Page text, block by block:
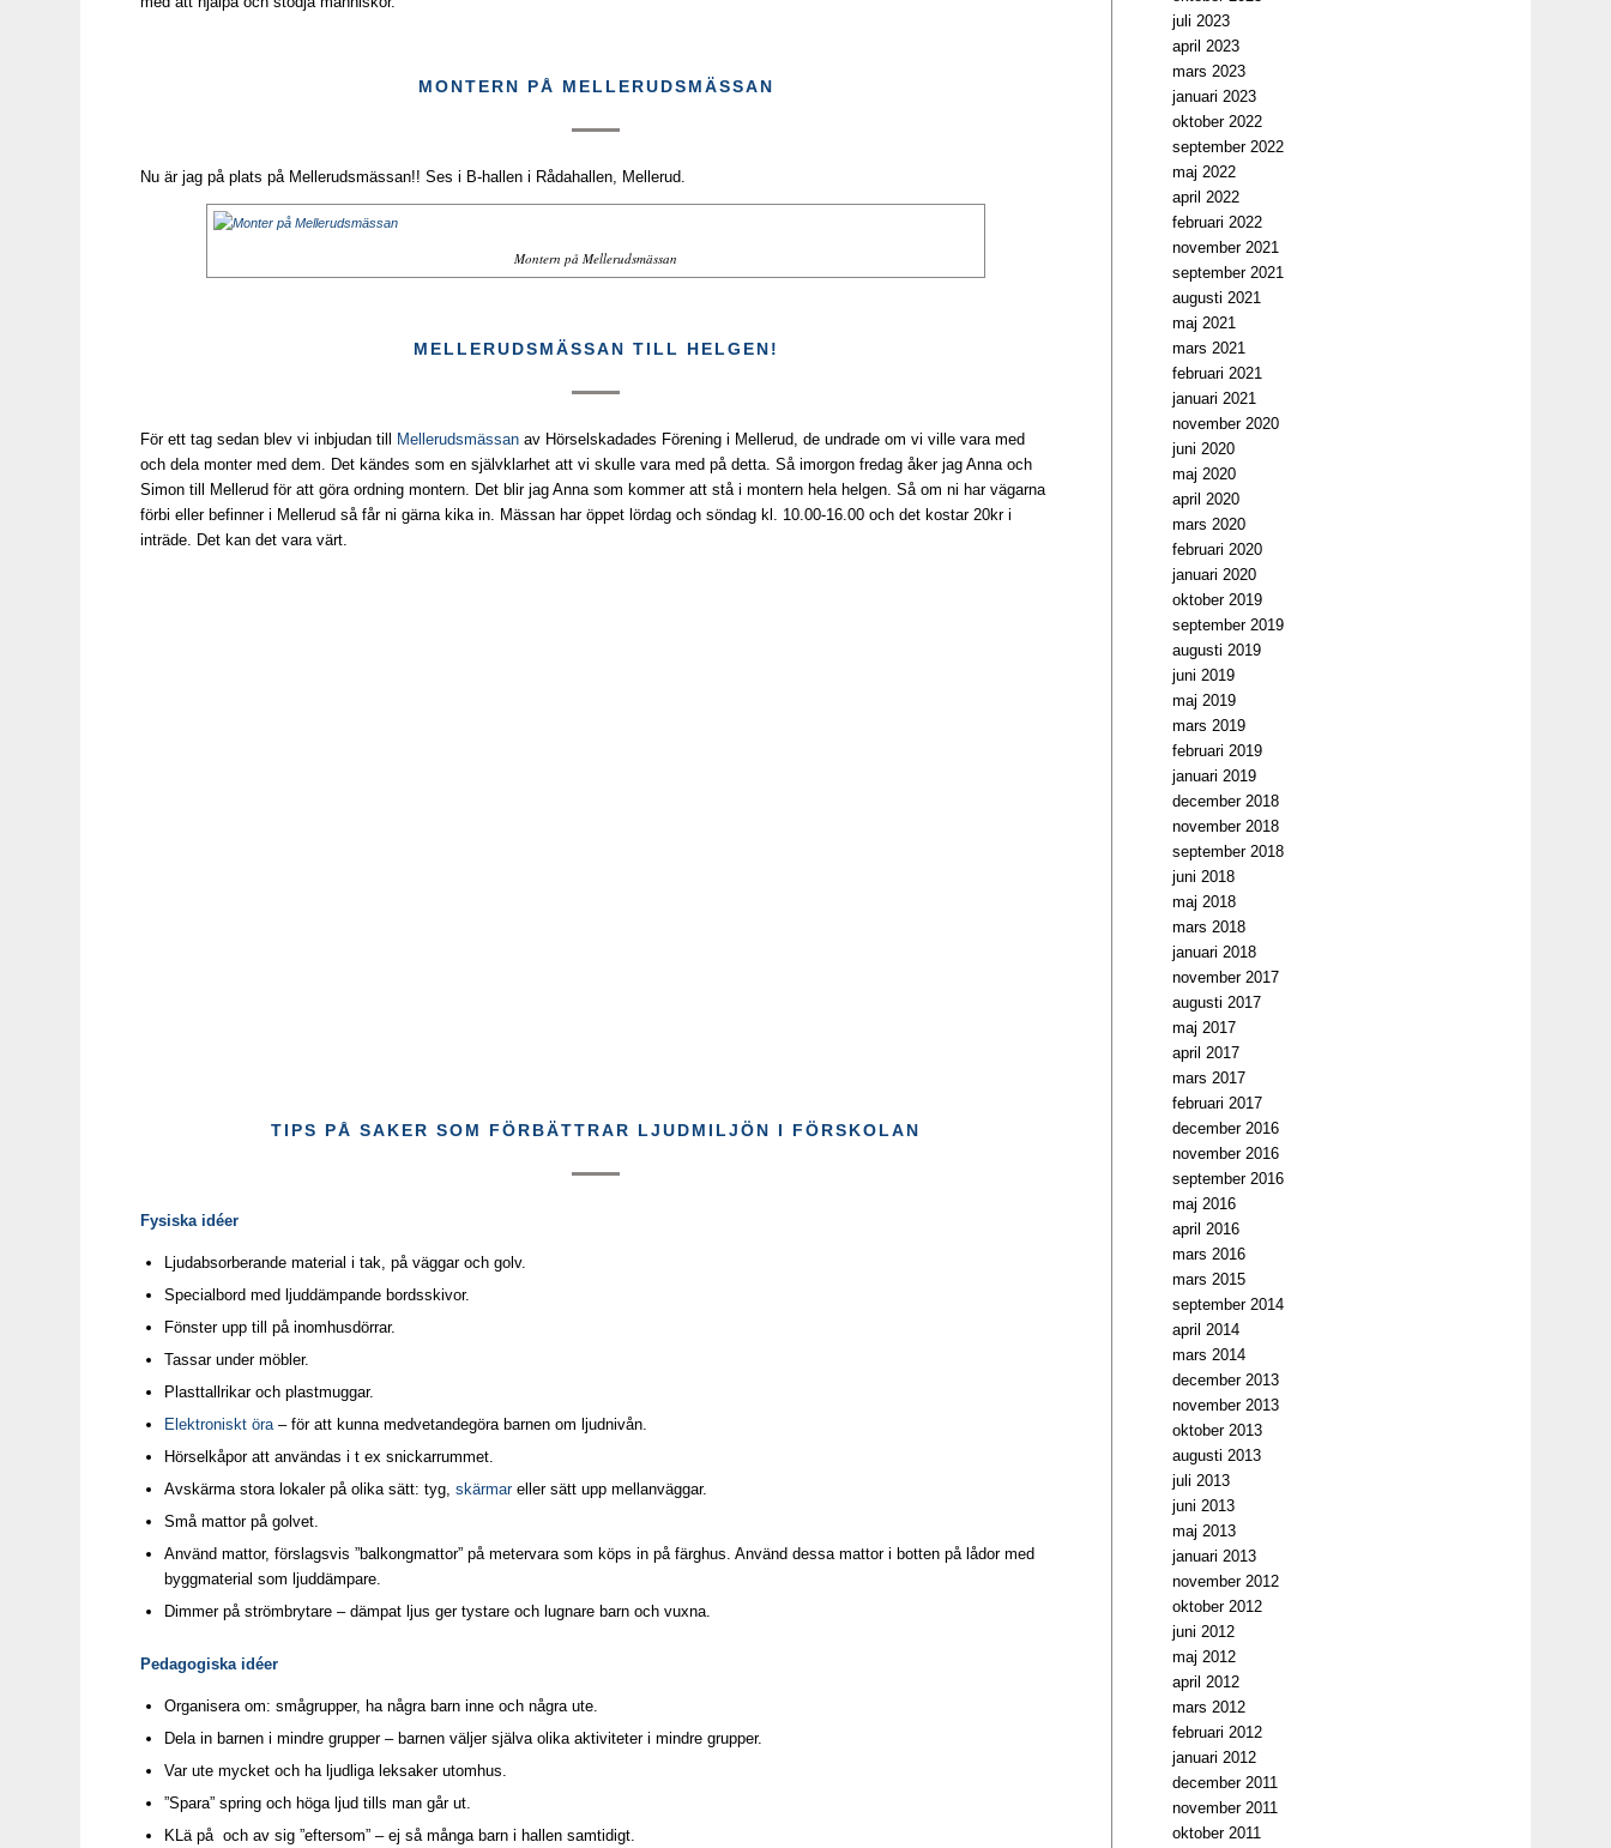
MONTERN PÅ MELLERUDSMÄSSAN
Nu är jag på plats på Mellerudsmässan!! Ses i B-hallen i Rådahallen, Mellerud.
Montern på Mellerudsmässan
MELLERUDSMÄSSAN TILL HELGEN!
För ett tag sedan blev vi inbjudan till Mellerudsmässan av Hörselskadades Förening i Mellerud, de undrade om vi ville vara med
och dela monter med dem. Det kändes som en självklarhet att vi skulle vara med på detta. Så imorgon fredag åker jag Anna och
Simon till Mellerud för att göra ordning montern. Det blir jag Anna som kommer att stå i montern hela helgen. Så om ni har vägarna
förbi eller befinner i Mellerud så får ni gärna kika in. Mässan har öppet lördag och söndag kl. 10.00-16.00 och det kostar 20kr i
inträde. Det kan det vara värt.
TIPS PÅ SAKER SOM FÖRBÄTTRAR LJUDMILJÖN I FÖRSKOLAN
Fysiska idéer
Ljudabsorberande material i tak, på väggar och golv.
Specialbord med ljuddämpande bordsskivor.
Fönster upp till på inomhusdörrar.
Tassar under möbler.
Plasttallrikar och plastmuggar.
Elektroniskt öra – för att kunna medvetandegöra barnen om ljudnivån.
Hörselkåpor att användas i t ex snickarrummet.
Avskärma stora lokaler på olika sätt: tyg,skärmareller sätt upp mellanväggar.
Små mattor på golvet.
Använd mattor, förslagsvis ”balkongmattor” på metervara som köps in på färghus. Använd dessa mattor i botten på lådor med
byggmaterial som ljuddämpare.
Dimmer på strömbrytare – dämpat ljus ger tystare och lugnare barn och vuxna.
Pedagogiska idéer
Organisera om: smågrupper, ha några barn inne och några ute.
Dela in barnen i mindre grupper – barnen väljer själva olika aktiviteter i mindre grupper.
Var ute mycket och ha ljudliga leksaker utomhus.
”Spara” spring och höga ljud tills man går ut.
KLä på och av sig ”eftersom” – ej så många barn i hallen samtidigt.
juli 2023
april 2023
mars 2023
januari 2023
oktober 2022
september 2022
maj 2022
april 2022
februari 2022
november 2021
september 2021
augusti 2021
maj 2021
mars 2021
februari 2021
januari 2021
november 2020
juni 2020
maj 2020
april 2020
mars 2020
februari 2020
januari 2020
oktober 2019
september 2019
augusti 2019
juni 2019
maj 2019
mars 2019
februari 2019
januari 2019
december 2018
november 2018
september 2018
juni 2018
maj 2018
mars 2018
januari 2018
november 2017
augusti 2017
maj 2017
april 2017
mars 2017
februari 2017
december 2016
november 2016
september 2016
maj 2016
april 2016
mars 2016
mars 2015
september 2014
april 2014
mars 2014
december 2013
november 2013
oktober 2013
augusti 2013
juli 2013
juni 2013
maj 2013
januari 2013
november 2012
oktober 2012
juni 2012
maj 2012
april 2012
mars 2012
februari 2012
januari 2012
december 2011
november 2011
oktober 2011